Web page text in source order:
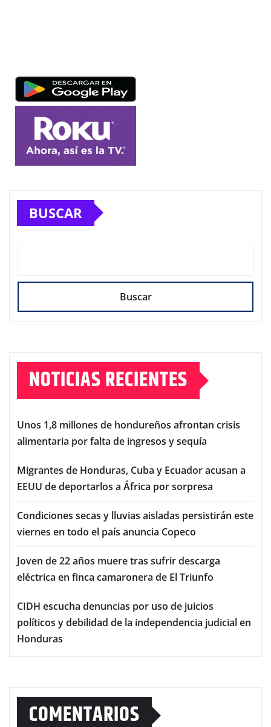
BUSCAR
Buscar
NOTICIAS RECIENTES
Unos 1,8 millones de hondureños afrontan crisis
alimentaria por falta de ingresos y sequía
Migrantes de Honduras, Cuba y Ecuador acusan a
EEUU de deportarlos a África por sorpresa
Condiciones secas y lluvias aisladas persistirán este
viernes en todo el país anuncia Copeco
Joven de 22 años muere tras sufrir descarga
eléctrica en finca camaronera de El Triunfo
CIDH escucha denuncias por uso de juicios
políticos y debilidad de la independencia judicial en
Honduras
COMENTARIOS